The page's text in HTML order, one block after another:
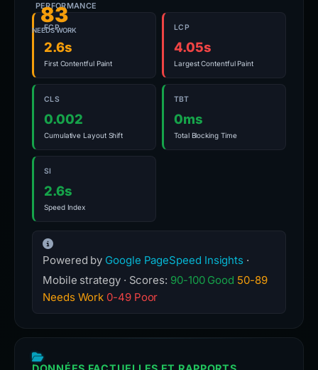
83
NEEDS WORK
PERFORMANCE
FCP
2.6s
First Contentful Paint
LCP
4.05s
Largest Contentful Paint
CLS
0.002
Cumulative Layout Shift
TBT
0ms
Total Blocking Time
SI
2.6s
Speed Index
Powered by Google PageSpeed Insights ·
Mobile strategy · Scores: 90-100 Good 50-89
Needs Work 0-49 Poor